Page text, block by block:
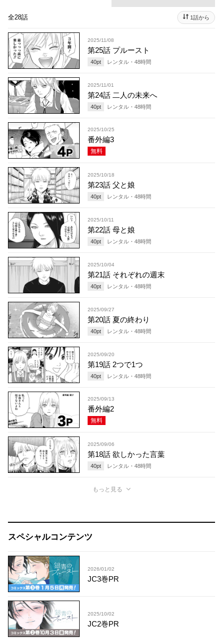
全28話 1話から
2025/11/08
第25話 プルースト
40pt レンタル・ 48時間
2025/11/01
第24話 二人の未来へ
40pt レンタル・ 48時間
2025/10/25
番外編3
無料
2025/10/18
第23話 父と娘
40pt レンタル・ 48時間
2025/10/11
第22話 母と娘
40pt レンタル・ 48時間
2025/10/04
第21話 それぞれの週末
40pt レンタル・ 48時間
2025/09/27
第20話 夏の終わり
40pt レンタル・ 48時間
2025/09/20
第19話 2つで1つ
40pt レンタル・ 48時間
2025/09/13
番外編2
無料
2025/09/06
第18話 欲しかった言葉
40pt レンタル・ 48時間
もっと見る
スペシャルコンテンツ
2026/01/02
JC3巻PR
2025/10/02
JC2巻PR